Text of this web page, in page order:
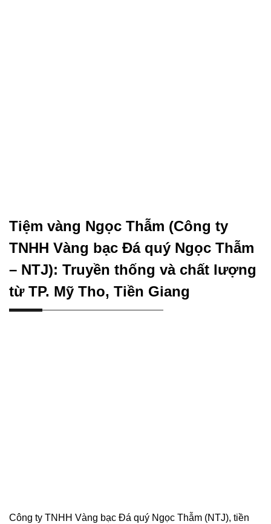
Tiệm vàng Ngọc Thẫm (Công ty
TNHH Vàng bạc Đá quý Ngọc Thẫm
– NTJ): Truyền thống và chất lượng
từ TP. Mỹ Tho, Tiền Giang
Công ty TNHH Vàng bạc Đá quý Ngọc Thẫm (NTJ), tiền